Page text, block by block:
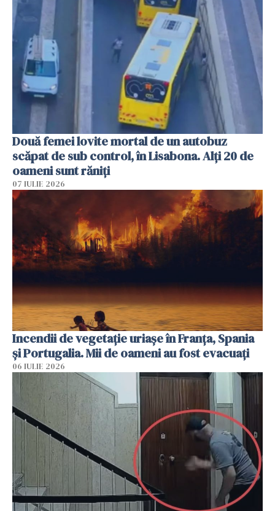
Două femei lovite mortal de un autobuz
scăpat de sub control, în Lisabona. Alți 20 de
oameni sunt răniți
07 IULIE 2026
Incendii de vegetație uriașe în Franța, Spania
și Portugalia. Mii de oameni au fost evacuați
06 IULIE 2026